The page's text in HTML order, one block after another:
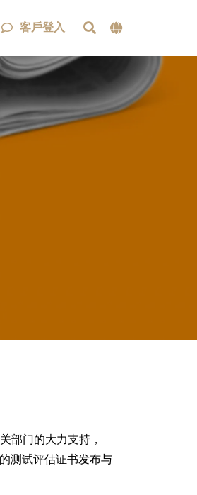
客戶登入
部门的大力支持，
测试评估证书发布与